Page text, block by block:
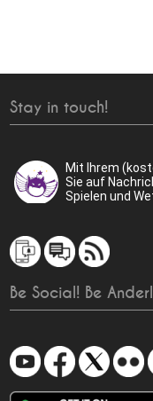
Stay in touch!
Mit Ihrem
Sie auf
Spielen und
Be Social! Be